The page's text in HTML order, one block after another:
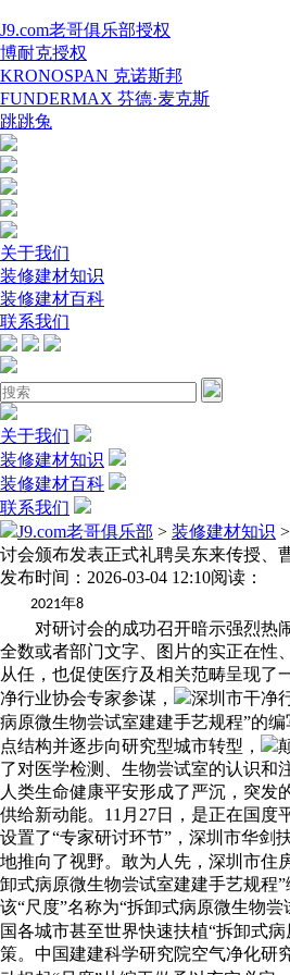
J9.com老哥俱乐部授权
博耐克授权
KRONOSPAN 克诺斯邦
FUNDERMAX 芬德·麦克斯
跳跳兔
关于我们
装修建材知识
装修建材百科
联系我们
关于我们
装修建材知识
装修建材百科
联系我们
J9.com老哥俱乐部 > 装修建材知识 >
讨会颁布发表正式礼聘吴东来传授、
发布时间：2026-03-04 12:10阅读：
2021年8
对研讨会的成功召开暗示强烈热闹
全数或者部门文字、图片的实正在性
从任，也促使医疗及相关范畴呈现了
净行业协会专家参谋，
深圳市干净
病原微生物尝试室建建手艺规程”的编
点结构并逐步向研究型城市转型，
了对医学检测、生物尝试室的认识和
人类生命健康平安形成了严沉，突
供给新动能。11月27日，是正在国
设置了“专家研讨环节”，深圳市华剑
地推向了视野。敢为人先，深圳市住
卸式病原微生物尝试室建建手艺规程
该“尺度”名称为“拆卸式病原微生物
国各城市甚至世界快速扶植“拆卸式
策。中国建建科学研究院空气净化研